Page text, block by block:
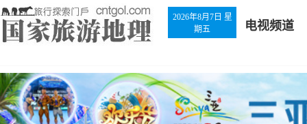
2026年8月7日 星
期五
电视频道